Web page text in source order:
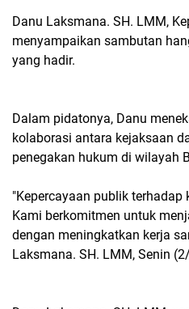
Danu Laksmana. SH. LMM,
menyampaikan sambutan
yang hadir.
Dalam pidatonya, Danu
kolaborasi antara kejaksaan
penegakan hukum di wilayah
"Kepercayaan publik
Kami berkomitmen untuk
dengan meningkatkan kerja
Laksmana. SH. LMM, Senin